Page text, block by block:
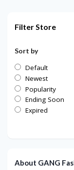
Filter Store
Sort by
Default
Newest
Popularity
Ending Soon
Expired
About GANG